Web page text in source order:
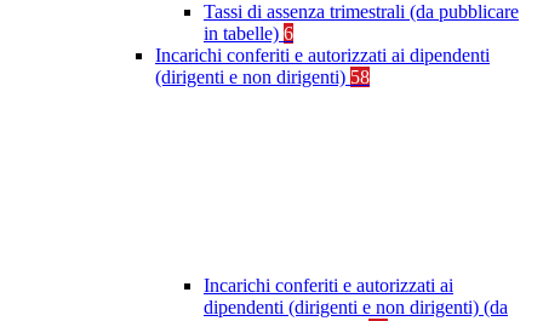
Tassi di assenza trimestrali (da pubblicare
in tabelle) 6
Incarichi conferiti e autorizzati ai dipendenti
(dirigenti e non dirigenti) 58
Incarichi conferiti e autorizzati ai
dipendenti (dirigenti e non dirigenti) (da